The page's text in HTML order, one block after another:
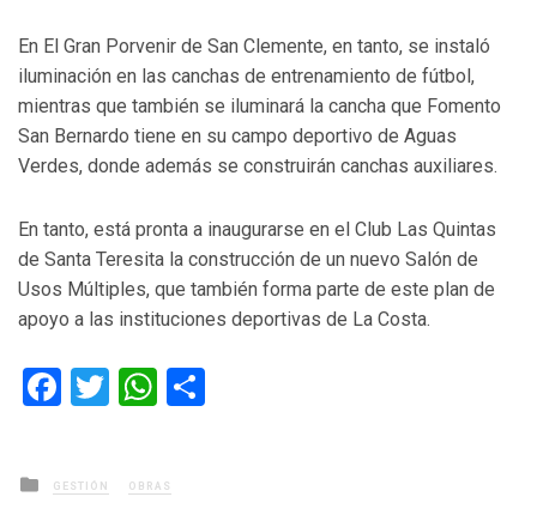
En El Gran Porvenir de San Clemente, en tanto, se instaló
iluminación en las canchas de entrenamiento de fútbol,
mientras que también se iluminará la cancha que Fomento
San Bernardo tiene en su campo deportivo de Aguas
Verdes, donde además se construirán canchas auxiliares.
En tanto, está pronta a inaugurarse en el Club Las Quintas
de Santa Teresita la construcción de un nuevo Salón de
Usos Múltiples, que también forma parte de este plan de
apoyo a las instituciones deportivas de La Costa.
Facebook
TwitterWhatsApp
Posted
in
GESTIÓN OBRAS